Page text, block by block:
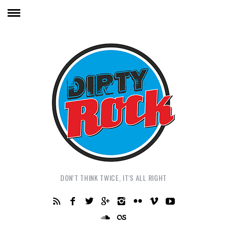
DON'T THINK TWICE, IT'S ALL RIGHT